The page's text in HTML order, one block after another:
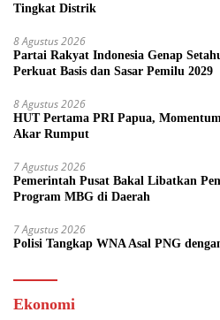
Tingkat Distrik
8 Agustus 2026
Partai Rakyat Indonesia Genap
Perkuat Basis dan Sasar Pemilu 2029
8 Agustus 2026
HUT Pertama PRI Papua,
Akar Rumput
7 Agustus 2026
Pemerintah Pusat Bakal Libatkan
Program MBG di Daerah
7 Agustus 2026
Polisi Tangkap WNA Asal PNG
Ekonomi